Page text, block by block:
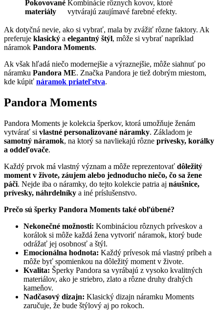
Pokovované
materiály
Kombinácie rôznych kovov, ktoré
vytvárajú zaujímavé farebné efekty.
Ak dotyčná nevie, ako si vybrať, mala by zvážiť rôzne faktory. Ak
preferuje klasický a elegantný štýl, môže si vybrať napríklad
náramok Pandora Moments.
Ak však hľadá niečo modernejšie a výraznejšie, môže siahnuť po
náramku Pandora ME. Značka Pandora je tiež dobrým miestom,
kde kúpiť náramok priateľstva.
Pandora Moments
Pandora Moments je kolekcia šperkov, ktorá umožňuje ženám
vytvárať si vlastné personalizované náramky. Základom je
samotný náramok, na ktorý sa navliekajú rôzne prívesky, korálky
a oddeľovače.
Každý prvok má vlastný význam a môže reprezentovať dôležitý
moment v živote, záujem alebo jednoducho niečo, čo sa žene
páči. Nejde iba o náramky, do tejto kolekcie patria aj náušnice,
prívesky, náhrdelníky a iné príslušenstvo.
Prečo sú šperky Pandora Moments také obľúbené?
Nekonečné možnosti: Kombináciou rôznych príveskov a
korálok si môže každá žena vytvoriť náramok, ktorý bude
odrážať jej osobnosť a štýl.
Emocionálna hodnota: Každý prívesok má vlastný príbeh a
môže byť spomienkou na dôležitý moment v živote.
Kvalita: Šperky Pandora sa vyrábajú z vysoko kvalitných
materiálov, ako je striebro, zlato a rôzne druhy drahých
kameňov.
Nadčasový dizajn: Klasický dizajn náramku Moments
zaručuje, že bude štýlový aj po rokoch.